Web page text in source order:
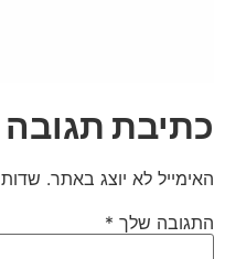
כתיבת תגובה
האימייל לא יוצג באתר.
התגובה שלך *